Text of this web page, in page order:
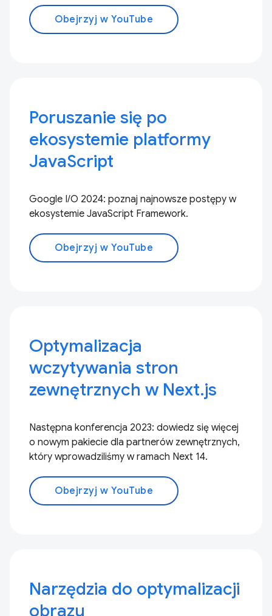
Obejrzyj w YouTube
Poruszanie się po
ekosystemie platformy
JavaScript
Google I/O 2024: poznaj najnowsze postępy w
ekosystemie JavaScript Framework.
Obejrzyj w YouTube
Optymalizacja
wczytywania stron
zewnętrznych w Next.js
Następna konferencja 2023: dowiedz się więcej
o nowym pakiecie dla partnerów zewnętrznych,
który wprowadziliśmy w ramach Next 14.
Obejrzyj w YouTube
Narzędzia do optymalizacji
obrazu